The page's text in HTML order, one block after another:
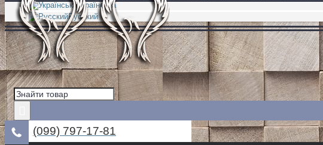
Українська
Русский
(099) 797-17-81